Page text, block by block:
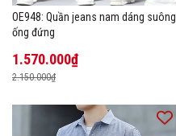
OE948: Quần jeans nam dáng suông
ống đứng
1.570.000₫
2.150.000₫